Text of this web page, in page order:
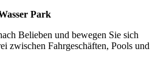
Park
Belieben und bewegen Sie sich
zwischen Fahrgeschäften, Pools und